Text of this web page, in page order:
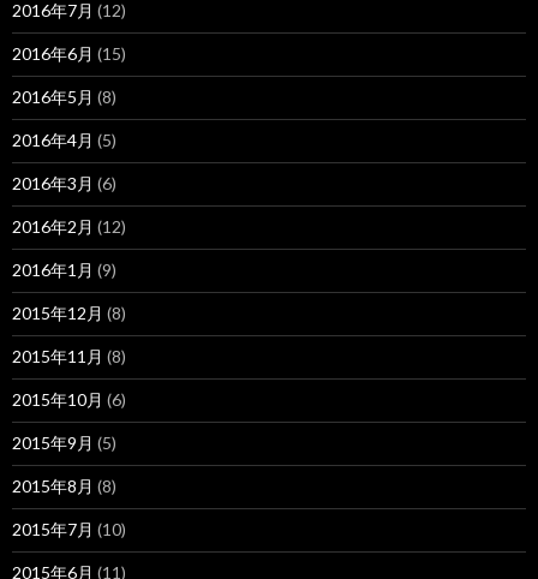
2016年7月 (12)
2016年6月 (15)
2016年5月 (8)
2016年4月 (5)
2016年3月 (6)
2016年2月 (12)
2016年1月 (9)
2015年12月 (8)
2015年11月 (8)
2015年10月 (6)
2015年9月 (5)
2015年8月 (8)
2015年7月 (10)
2015年6月 (11)